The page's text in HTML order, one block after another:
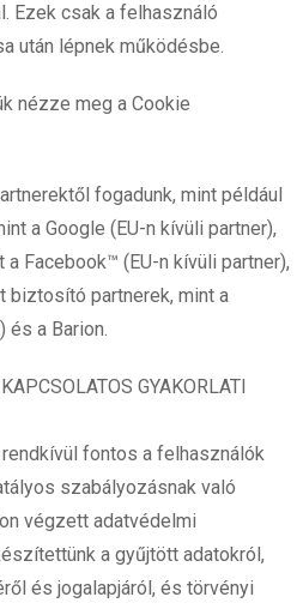
Ezek csak a felhasználó
után lépnek működésbe.
nézze meg a Cookie
fogadunk, mint például
a Google (EU-n kívüli partner),
Facebook™ (EU-n kívüli partner),
partnerek, mint a
és a Barion.
GYAKORLATI
fontos a felhasználók
szabályozásnak való
végzett adatvédelmi
a gyűjtött adatokról,
és jogalapjáról, és törvényi